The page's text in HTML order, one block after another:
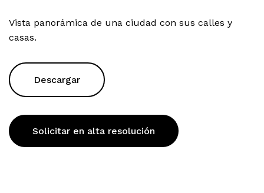
Vista panorámica de una ciudad con sus calles y
casas.
Descargar
Solicitar en alta resolución